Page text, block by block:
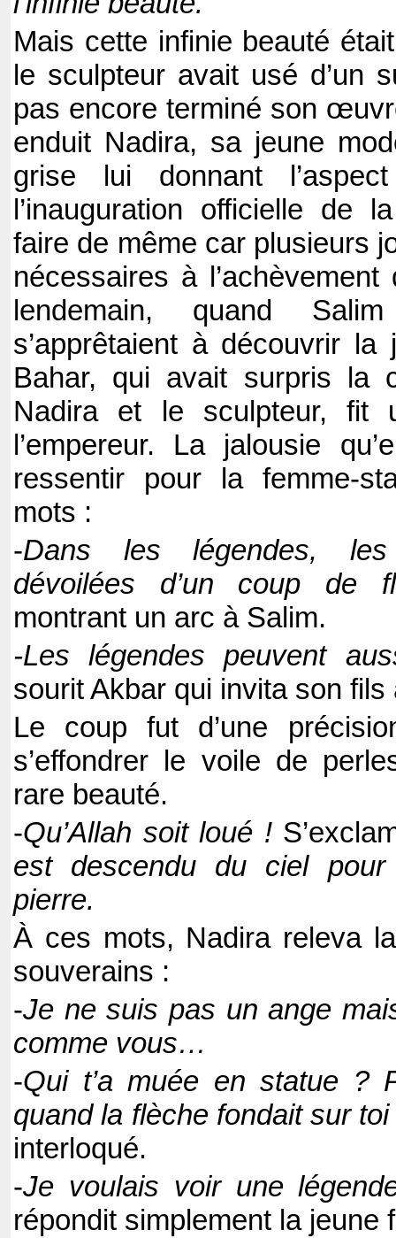
Mais cette infinie beauté
le sculpteur avait usé d’un
pas encore terminé son
enduit Nadira, sa jeune
grise lui donnant
l’inauguration officielle de
faire de même car plusieurs
nécessaires à
lendemain, quand
s’apprêtaient à découvrir
Bahar, qui avait surpris la
Nadira et le sculpteur, fit
l’empereur. La jalousie
ressentir pour la femme-
mots :
-Dans les légendes,
dévoilées d’un coup de
montrant un arc à Salim.
-Les légendes peuvent
sourit Akbar qui invita son fils
Le coup fut d’une
s’effondrer le voile de
rare beauté.
-Qu’Allah soit loué !
est descendu du ciel
pierre.
À ces mots, Nadira releva
souverains :
-Je ne suis pas un ange
comme vous…
-Qui t’a muée en statue ?
quand la flèche fondait sur toi
interloqué.
-Je voulais voir une
répondit simplement la jeune